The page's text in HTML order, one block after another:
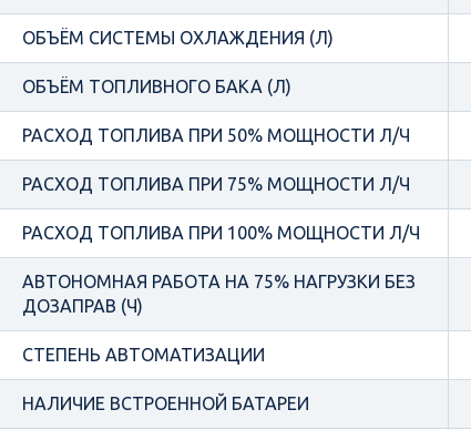
ОБЪЁМ СИСТЕМЫ ОХЛАЖДЕНИЯ (Л)
ОБЪЁМ ТОПЛИВНОГО БАКА (Л)
РАСХОД ТОПЛИВА ПРИ 50% МОЩНОСТИ Л/Ч
РАСХОД ТОПЛИВА ПРИ 75% МОЩНОСТИ Л/Ч
РАСХОД ТОПЛИВА ПРИ 100% МОЩНОСТИ Л/Ч
АВТОНОМНАЯ РАБОТА НА 75% НАГРУЗКИ БЕЗ
ДОЗАПРАВ (Ч)
СТЕПЕНЬ АВТОМАТИЗАЦИИ
НАЛИЧИЕ ВСТРОЕННОЙ БАТАРЕИ